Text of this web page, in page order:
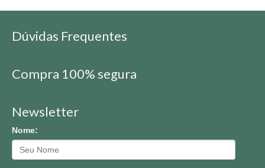
Dúvidas Frequentes
Compra 100% segura
Newsletter
Nome: